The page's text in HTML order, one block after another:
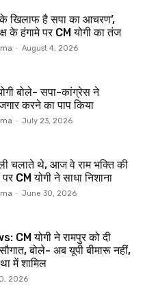
के खिलाफ है सपा का आचरण’,
के हंगामे पर CM योगी का तंज
- August 4, 2026
बोले- सपा-कांग्रेस ने
करने का पाप किया
- July 23, 2026
चलाते थे, आज वे राम भक्ति की
CM योगी ने साधा निशाना
- June 30, 2026
CM योगी ने रामपुर को दी
बोले- अब यूपी बीमारू नहीं,
में शामिल
2026